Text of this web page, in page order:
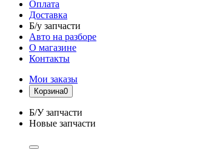
Оплата
Доставка
Б/у запчасти
Авто на разборе
О магазине
Контакты
Мои заказы
Корзина0
Б/У запчасти
Новые запчасти